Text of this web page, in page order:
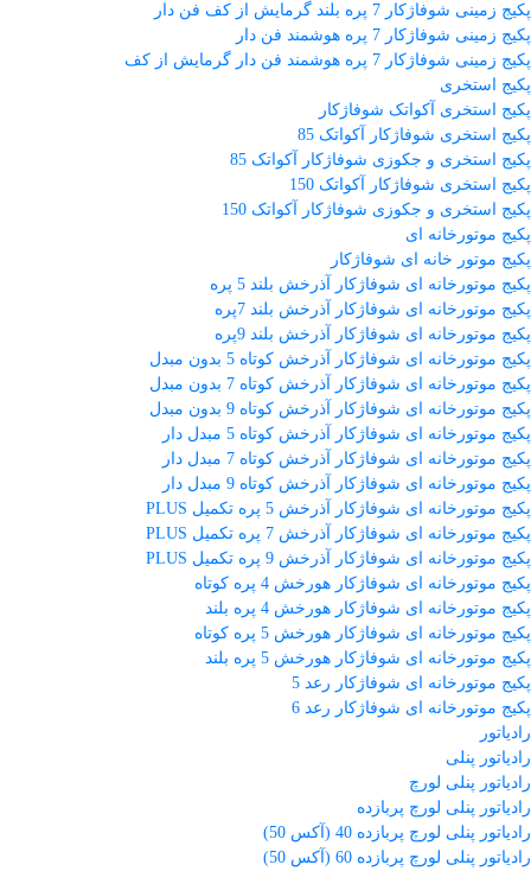
پکیج زمینی شوفاژکار 7 پره بلند گرمایش از کف فن دار
پکیج زمینی شوفاژکار 7 پره هوشمند فن دار
پکیج زمینی شوفاژکار 7 پره هوشمند فن دار گرمایش از کف
پکیج استخری
پکیج استخری آکواتک شوفاژکار
پکیج استخری شوفاژکار آکواتک 85
پکیج استخری و جکوزی شوفاژکار آکواتک 85
پکیج استخری شوفاژکار آکواتک 150
پکیج استخری و جکوزی شوفاژکار آکواتک 150
پکیج موتورخانه ای
پکیج موتور خانه ای شوفاژکار
پکیج موتورخانه ای شوفاژکار آذرخش بلند 5 پره
پکیج موتورخانه ای شوفاژکار آذرخش بلند 7پره
پکیج موتورخانه ای شوفاژکار آذرخش بلند 9پره
پکیج موتورخانه ای شوفاژکار آذرخش کوتاه 5 بدون مبدل
پکیج موتورخانه ای شوفاژکار آذرخش کوتاه 7 بدون مبدل
پکیج موتورخانه ای شوفاژکار آذرخش کوتاه 9 بدون مبدل
پکیج موتورخانه ای شوفاژکار آذرخش کوتاه 5 مبدل دار
پکیج موتورخانه ای شوفاژکار آذرخش کوتاه 7 مبدل دار
پکیج موتورخانه ای شوفاژکار آذرخش کوتاه 9 مبدل دار
پکیج موتورخانه ای شوفاژکار آذرخش 5 پره تکمیل PLUS
پکیج موتورخانه ای شوفاژکار آذرخش 7 پره تکمیل PLUS
پکیج موتورخانه ای شوفاژکار آذرخش 9 پره تکمیل PLUS
پکیج موتورخانه ای شوفاژکار هورخش 4 پره کوتاه
پکیج موتورخانه ای شوفاژکار هورخش 4 پره بلند
پکیج موتورخانه ای شوفاژکار هورخش 5 پره کوتاه
پکیج موتورخانه ای شوفاژکار هورخش 5 پره بلند
پکیج موتورخانه ای شوفاژکار رعد 5
پکیج موتورخانه ای شوفاژکار رعد 6
رادیاتور
رادیاتور پنلی
رادیاتور پنلی لورچ
رادیاتور پنلی لورچ پربازده
رادیاتور پنلی لورچ پربازده 40 (آکس 50)
رادیاتور پنلی لورچ پربازده 60 (آکس 50)